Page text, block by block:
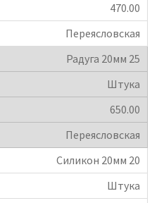
470.00
Переясловская
Радуга 20мм 25
Штука
650.00
Переясловская
Силикон 20мм 20
Штука